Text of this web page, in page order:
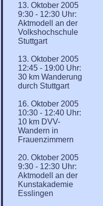
13. Oktober 2005
9:30 - 12:30 Uhr:
Aktmodell an der
Volkshochschule
Stuttgart
13. Oktober 2005
12:45 - 19:00 Uhr:
30 km Wanderung
durch Stuttgart
16. Oktober 2005
10:30 - 12:40 Uhr:
10 km DVV-
Wandern in
Frauenzimmern
20. Oktober 2005
9:30 - 12:30 Uhr:
Aktmodell an der
Kunstakademie
Esslingen